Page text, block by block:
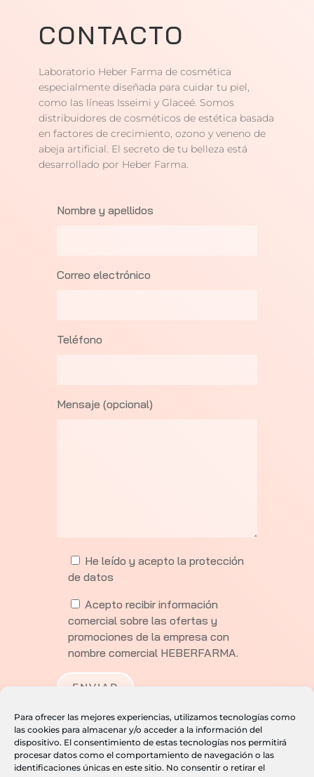
Para ofrecer las mejores experiencias, utilizamos tecnologías como
las cookies para almacenar y/o acceder a la información del
dispositivo. El consentimiento de estas tecnologías nos permitirá
procesar datos como el comportamiento de navegación o las
identificaciones únicas en este sitio. No consentir o retirar el
CONTACTO
Laboratorio Heber Farma de cosmética
especialmente diseñada para cuidar tu piel,
como las líneas Isseimi y Glaceé. Somos
distribuidores de cosméticos de estética basada
en factores de crecimiento, ozono y veneno de
abeja artificial. El secreto de tu belleza está
desarrollado por Heber Farma.
Nombre y apellidos
Correo electrónico
Teléfono
Mensaje (opcional)
He leído y acepto la protección
de datos
Acepto recibir información
comercial sobre las ofertas y
promociones de la empresa con
nombre comercial HEBERFARMA.